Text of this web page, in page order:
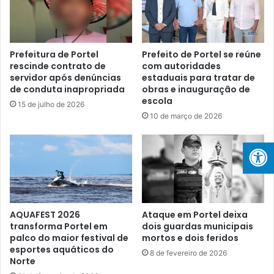
r
e
i
n
a
n
t
I
n
t
e
n
s
i
S
e
l
o
U
C
E
:
A
v
a
n
ç
o
s
Prefeitura de Portel
rescinde contrato de
servidor após denúncias
de conduta inapropriada
15 de julho de 2026
Prefeito de Portel se reúne
com autoridades
estaduais para tratar de
obras e inauguração de
escola
10 de março de 2026
AQUAFEST 2026
transforma Portel em
palco do maior festival de
esportes aquáticos do
Norte
Ataque em Portel deixa
dois guardas municipais
mortos e dois feridos
8 de fevereiro de 2026